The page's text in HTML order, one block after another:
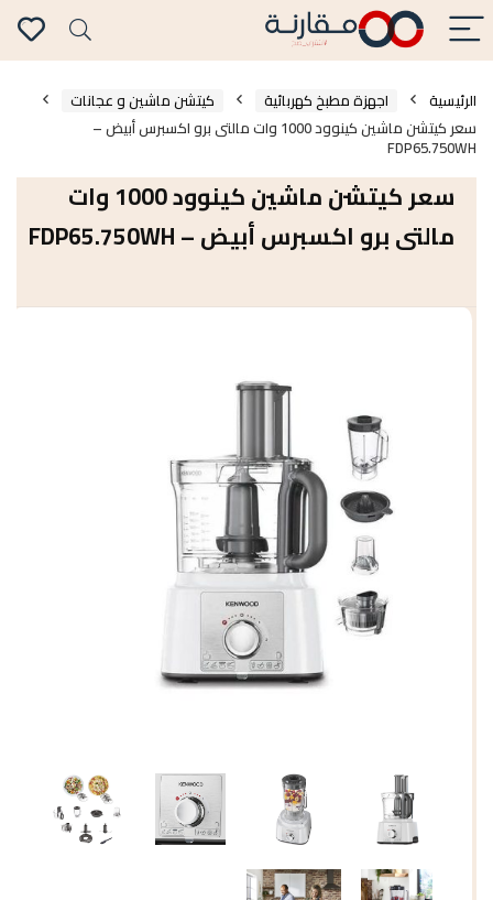
الرئيسية اجهزة مطبخ كهربائية
كيتشن ماشين و عجانات
سعر كيتشن ماشين كينوود 1000 وات مالتى برو اكسبرس أبيض –
FDP65.750WH
سعر كيتشن ماشين كينوود 1000 وات
مالتى برو اكسبرس أبيض – FDP65.750WH